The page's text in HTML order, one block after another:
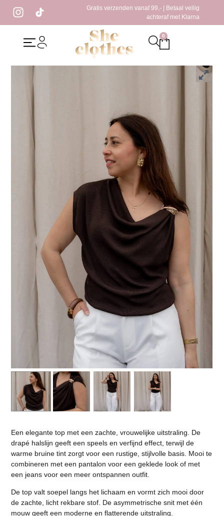
Gratis verzenden vanaf 99,- | Betaal veilig
achteraf met Klarna
0
Home/Kleding / Terry Top Bruin
Terry Top Bruin
Een elegante top met een zachte, vrouwelijke uitstraling. De
drapé halslijn geeft een speels en verfijnd effect, terwijl de
warme bruine tint zorgt voor een rustige, stijlvolle basis. Mooi te
combineren met een pantalon voor een geklede look of met
een jeans voor een meer ontspannen outfit.
De top valt soepel langs het lichaam en vormt zich mooi door
de zachte, licht rekbare stof. De asymmetrische snit met één
mouw geeft een moderne en flatterende uitstraling.